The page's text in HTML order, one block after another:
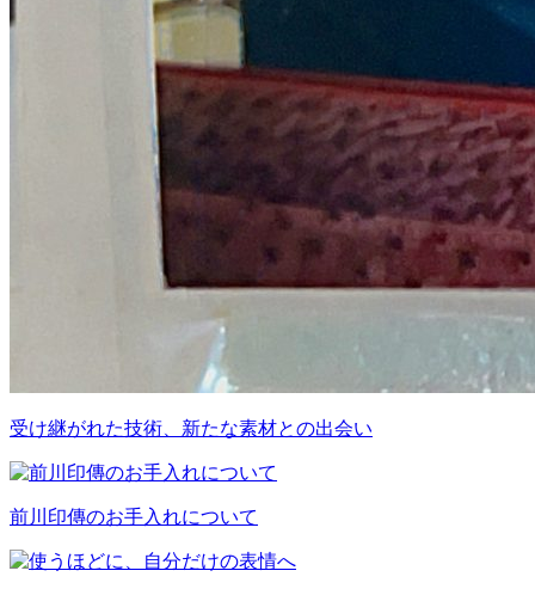
受け継がれた技術、新たな素材との出会い
前川印傳のお手入れについて